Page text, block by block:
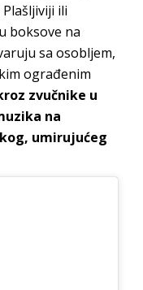
Plašljiviji ili
boksove na
sa osobljem,
ograđenim
zvučnike u
na
umirujućeg